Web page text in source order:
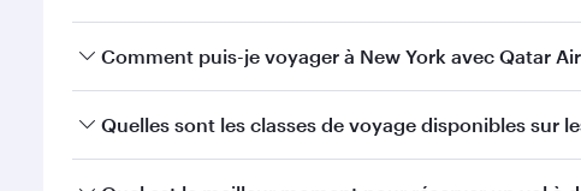
Oui, Qatar Airways opère des vols directs vers New
Comment puis-je voyager à New York avec Qatar
Vous pouvez voyager directement à New York avec
Quelles sont les classes de voyage disponibles sur